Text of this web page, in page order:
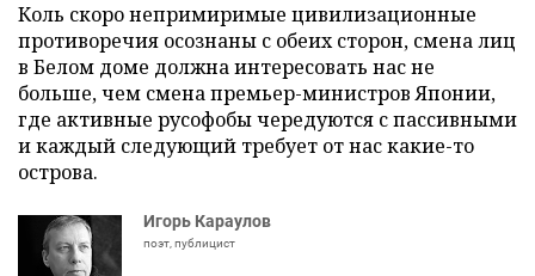
Коль скоро непримиримые цивилизационные
противоречия осознаны с обеих сторон, смена лиц
в Белом доме должна интересовать нас не
больше, чем смена премьер-министров Японии,
где активные русофобы чередуются с пассивными
и каждый следующий требует от нас какие-то
острова.
Игорь Караулов
поэт, публицист